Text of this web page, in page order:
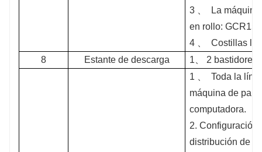
3 、
La
en rollo: GCR15
4 、
Costillas
8
Estante de descarga 1、 2 bastidores
1 、
Toda la
máquina de
computadora.
2. Configuración
distribución de